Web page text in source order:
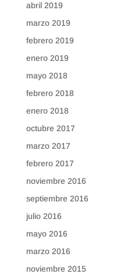
abril 2019
marzo 2019
febrero 2019
enero 2019
mayo 2018
febrero 2018
enero 2018
octubre 2017
marzo 2017
febrero 2017
noviembre 2016
septiembre 2016
julio 2016
mayo 2016
marzo 2016
noviembre 2015